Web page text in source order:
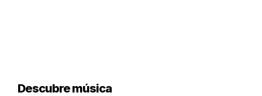
Descubre música